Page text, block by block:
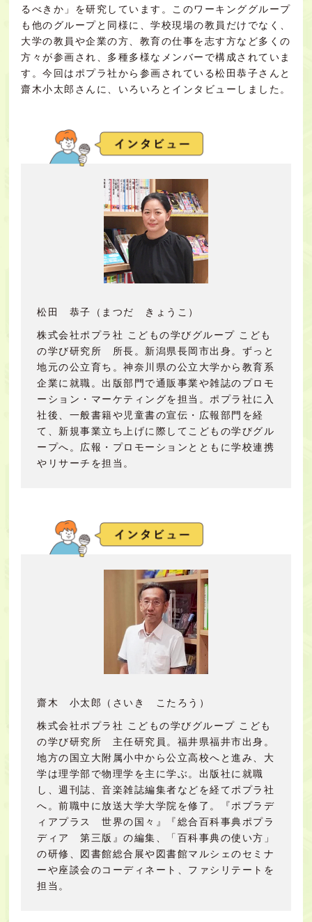
るべきか」を研究しています。このワーキンググループ
も他のグループと同様に、学校現場の教員だけでなく、
大学の教員や企業の方、教育の仕事を志す方など多くの
方々が参画され、多種多様なメンバーで構成されていま
す。今回はポプラ社から参画されている松田恭子さんと
齋木小太郎さんに、いろいろとインタビューしました。
松田 恭子（まつだ きょうこ）
株式会社ポプラ社 こどもの学びグループ こども
の学び研究所 所長。新潟県長岡市出身。ずっと
地元の公立育ち。神奈川県の公立大学から教育系
企業に就職。出版部門で通販事業や雑誌のプロモ
ーション・マーケティングを担当。ポプラ社に入
社後、一般書籍や児童書の宣伝・広報部門を経
て、新規事業立ち上げに際してこどもの学びグル
ープへ。広報・プロモーションとともに学校連携
やリサーチを担当。
齋木 小太郎（さいき こたろう）
株式会社ポプラ社 こどもの学びグループ こども
の学び研究所 主任研究員。福井県福井市出身。
地方の国立大附属小中から公立高校へと進み、大
学は理学部で物理学を主に学ぶ。出版社に就職
し、週刊誌、音楽雑誌編集者などを経てポプラ社
へ。前職中に放送大学大学院を修了。『ポプラデ
ィアプラス 世界の国々』『総合百科事典ポプラ
ディア 第三版』の編集、「百科事典の使い方」
の研修、図書館総合展や図書館マルシェのセミナ
ーや座談会のコーディネート、ファシリテートを
担当。